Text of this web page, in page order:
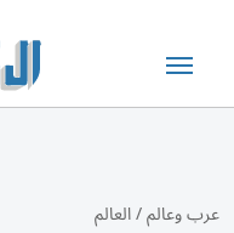
عرب وعالم/العالم